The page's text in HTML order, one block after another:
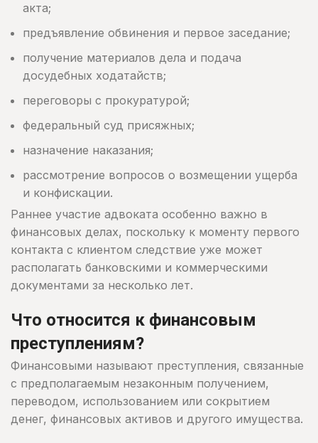
акта;
предъявление обвинения и первое заседание;
получение материалов дела и подача
досудебных ходатайств;
переговоры с прокуратурой;
федеральный суд присяжных;
назначение наказания;
рассмотрение вопросов о возмещении ущерба
и конфискации.
Раннее участие адвоката особенно важно в
финансовых делах, поскольку к моменту первого
контакта с клиентом следствие уже может
располагать банковскими и коммерческими
документами за несколько лет.
Что относится к финансовым
преступлениям?
Финансовыми называют преступления, связанные
с предполагаемым незаконным получением,
переводом, использованием или сокрытием
денег, финансовых активов и другого имущества.